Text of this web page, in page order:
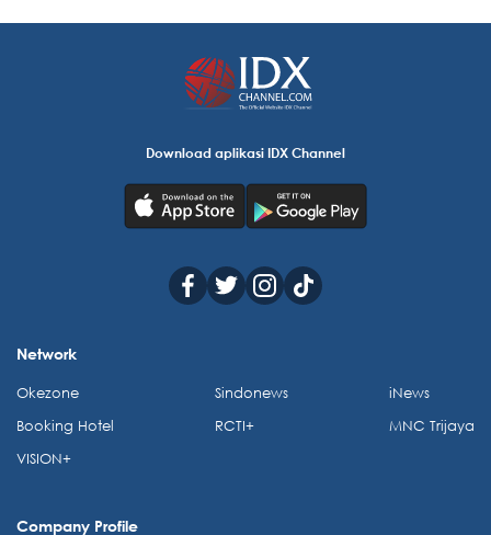
Download aplikasi IDX Channel
Network
Okezone
Booking Hotel
VISION+
Sindonews
RCTI+
iNews
MNC Trijaya
Company Profile